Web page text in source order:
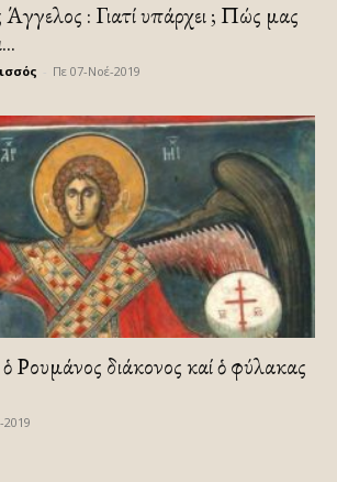
: Γιατί υπάρχει ; Πώς μας
Πε 07-Νοέ-2019
Ρουμάνος διάκονος καί ὁ φύλακας